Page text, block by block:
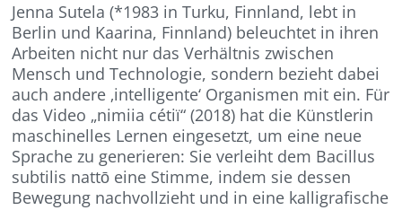
Jenna Sutela (*1983 in Turku, Finnland, lebt in
Berlin und Kaarina, Finnland) beleuchtet in ihren
Arbeiten nicht nur das Verhältnis zwischen
Mensch und Technologie, sondern bezieht dabei
auch andere ‚intelligente‘ Organismen mit ein. Für
das Video „nimiia cétiï“ (2018) hat die Künstlerin
maschinelles Lernen eingesetzt, um eine neue
Sprache zu generieren: Sie verleiht dem Bacillus
subtilis nattō eine Stimme, indem sie dessen
Bewegung nachvollzieht und in eine kalligrafische